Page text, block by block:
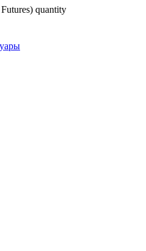
quantity